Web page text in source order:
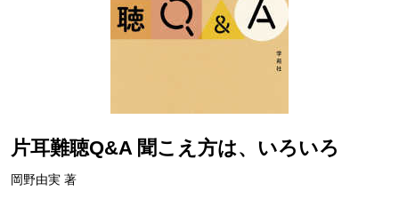
片耳難聴Q&A 聞こえ方は、いろいろ
岡野由実 著